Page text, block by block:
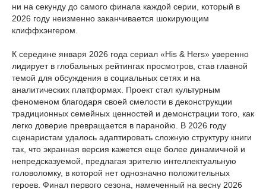
ни на секунду до самого финала каждой серии, который в
2026 году неизменно заканчивается шокирующим
клиффхэнгером.
К середине января 2026 года сериал «His & Hers» уверенно
лидирует в глобальных рейтингах просмотров, став главной
темой для обсуждения в социальных сетях и на
аналитических платформах. Проект стал культурным
феноменом благодаря своей смелости в деконструкции
традиционных семейных ценностей и демонстрации того, как
легко доверие превращается в паранойю. В 2026 году
сценаристам удалось адаптировать сложную структуру книги
так, что экранная версия кажется еще более динамичной и
непредсказуемой, предлагая зрителю интеллектуальную
головоломку, в которой нет однозначно положительных
героев. Финал первого сезона, намеченный на весну 2026